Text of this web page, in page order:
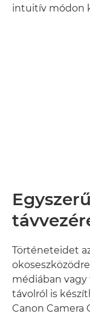
intuitív módon
Történeteidet
médiában
távolról is
Canon Camera